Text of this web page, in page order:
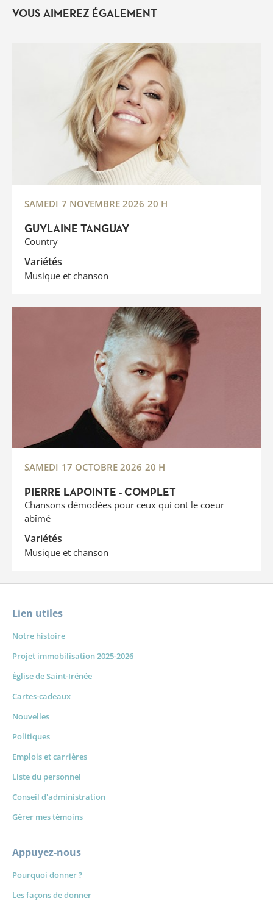
VOUS AIMEREZ ÉGALEMENT
GUYLAINE TANGUAY
Country
Variétés
Musique et chanson
SAMEDI 7 NOVEMBRE 2026 20 H
PIERRE LAPOINTE - COMPLET
Chansons démodées pour ceux qui ont le coeur
abîmé
Variétés
Musique et chanson
SAMEDI 17 OCTOBRE 2026 20 H
Lien utiles
Notre histoire
Projet immobilisation 2025-2026
Église de Saint-Irénée
Cartes-cadeaux
Nouvelles
Politiques
Emplois et carrières
Liste du personnel
Conseil d'administration
Gérer mes témoins
Appuyez-nous
Pourquoi donner ?
Les façons de donner